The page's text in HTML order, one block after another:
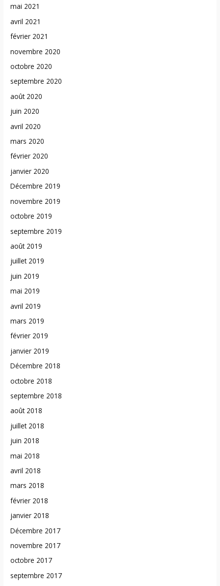
mai 2021
avril 2021
février 2021
novembre 2020
octobre 2020
septembre 2020
août 2020
juin 2020
avril 2020
mars 2020
février 2020
janvier 2020
Décembre 2019
novembre 2019
octobre 2019
septembre 2019
août 2019
juillet 2019
juin 2019
mai 2019
avril 2019
mars 2019
février 2019
janvier 2019
Décembre 2018
octobre 2018
septembre 2018
août 2018
juillet 2018
juin 2018
mai 2018
avril 2018
mars 2018
février 2018
janvier 2018
Décembre 2017
novembre 2017
octobre 2017
septembre 2017